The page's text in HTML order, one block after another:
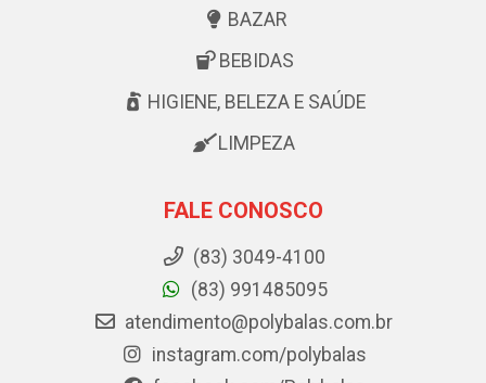
BAZAR
BEBIDAS
HIGIENE, BELEZA E SAÚDE
LIMPEZA
FALE CONOSCO
(83) 3049-4100
(83) 991485095
atendimento@polybalas.com.br
instagram.com/polybalas